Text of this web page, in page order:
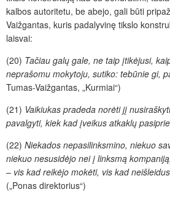
kalbos autoritetu, be abejo, gali būti
Vaižgantas, kuris padalyvinę tikslo
laisvai:
(20) Tačiau galų gale, ne taip įtikėjusi,
neprašomu mokytoju, sutiko: tebūnie gi,
Tumas-Vaižgantas, „Kurmiai“)
(21) Vaikiukas pradeda norėti jį
pavalgyti, kiek kadįveikus atkaklų
(22) Niekados nepasilinksmino, niekuo
niekuo nesusidėjo nei į linksmą
– vis kad reikėjo mokėti, vis kad
(„Ponas direktorius“)